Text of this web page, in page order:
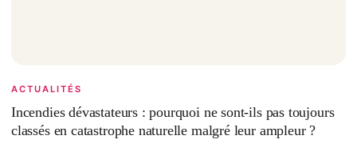
ACTUALITÉS
Incendies dévastateurs : pourquoi ne sont-ils pas toujours
classés en catastrophe naturelle malgré leur ampleur ?